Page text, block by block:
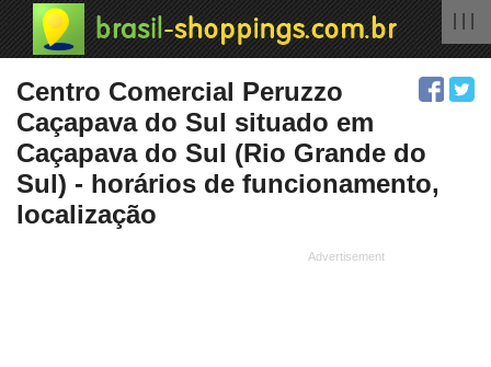
Centro Comercial Peruzzo
Caçapava do Sul situado em
Caçapava do Sul (Rio Grande do
Sul) - horários de funcionamento,
localização